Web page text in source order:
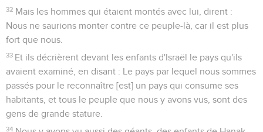
32 Mais les hommes qui étaient montés avec lui, dirent :
Nous ne saurions monter contre ce peuple-là, car il est plus
fort que nous.
33 Et ils décrièrent devant les enfants d'Israël le pays qu'ils
avaient examiné, en disant : Le pays par lequel nous sommes
passés pour le reconnaître [est] un pays qui consume ses
habitants, et tous le peuple que nous y avons vus, sont des
gens de grande stature.
34